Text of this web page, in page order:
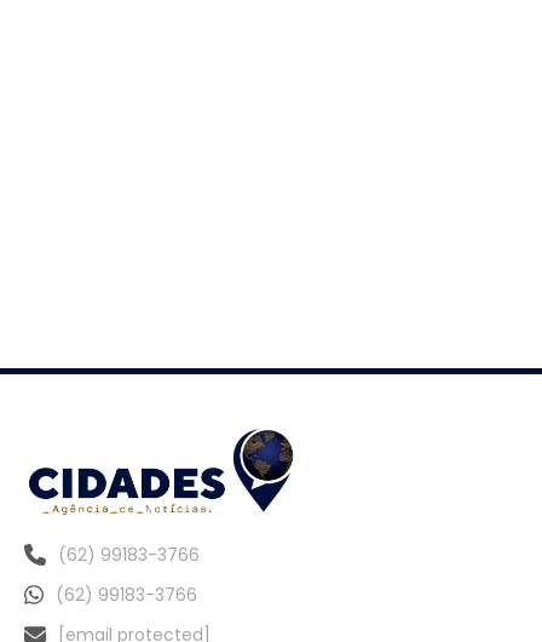
(62) 99183-3766
(62) 99183-3766
[email protected]